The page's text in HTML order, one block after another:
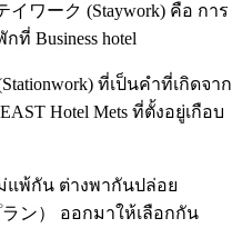
ワーク (Staywork) คือ การ
Business hotel
ที่เป็นคำที่เกิดจาก
Hotel Mets ที่ตั้งอยู่เกือบ
แพ้กัน ต่างพากันปล่อย
ラン） ออกมาให้เลือกกัน